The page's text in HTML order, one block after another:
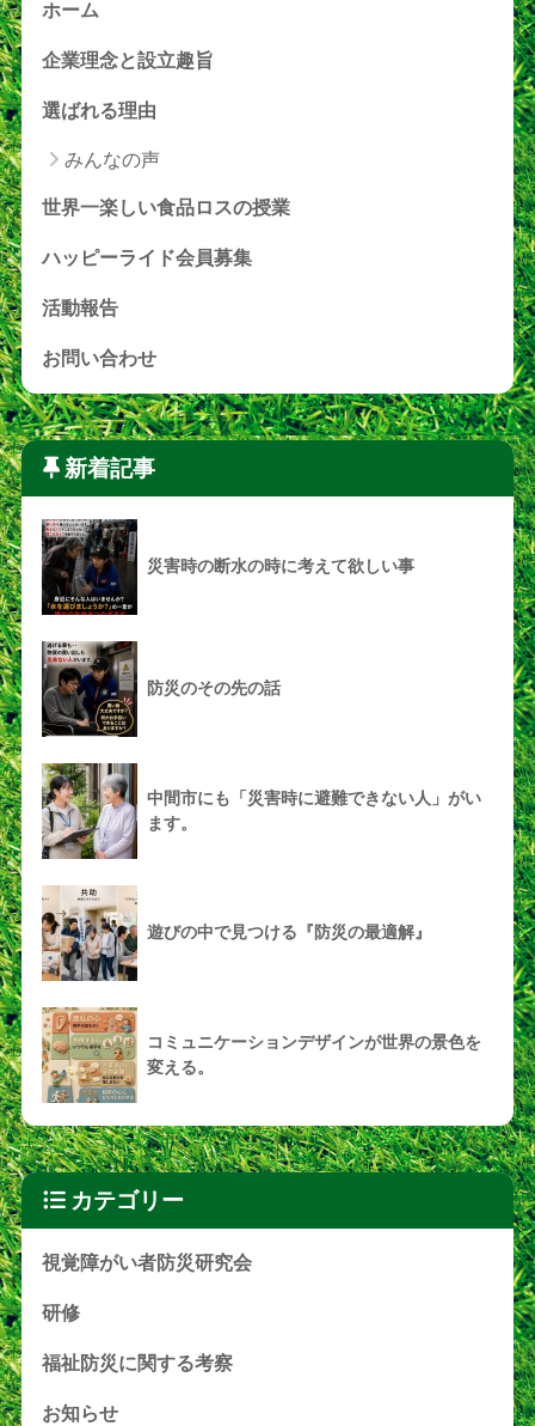
ホーム
企業理念と設立趣旨
選ばれる理由
みんなの声
世界一楽しい食品ロスの授業
ハッピーライド会員募集
活動報告
お問い合わせ
新着記事
災害時の断水の時に考えて欲しい事
防災のその先の話
中間市にも「災害時に避難できない人」がい
ます。
遊びの中で見つける『防災の最適解』
コミュニケーションデザインが世界の景色を
変える。
カテゴリー
視覚障がい者防災研究会
研修
福祉防災に関する考察
お知らせ